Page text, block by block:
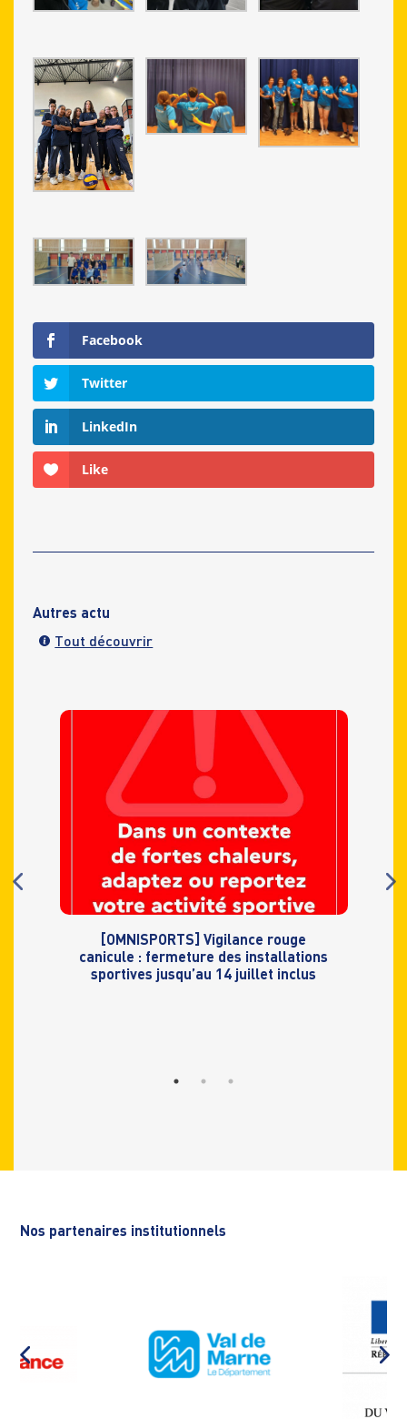
Facebook
Twitter
LinkedIn
Like
Autres actu
Tout découvrir
[OMNISPORTS] Vigilance rouge
canicule : fermeture des installations
sportives jusqu’au 14 juillet inclus
Nos partenaires institutionnels